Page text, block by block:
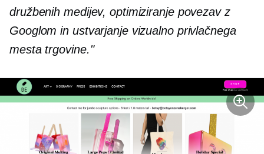
družbenih medijev, optimiziranje povezav z
Googlom in ustvarjanje vizualno privlačnega
mesta trgovine."